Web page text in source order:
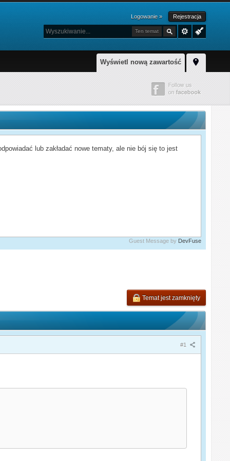
Logowanie » Rejestracja
Ten temat
Wyświetl nową zawartość
lub zakładać nowe tematy, ale nie bój się to jest
Guest Message by DevFuse
Temat jest zamknięty
#1